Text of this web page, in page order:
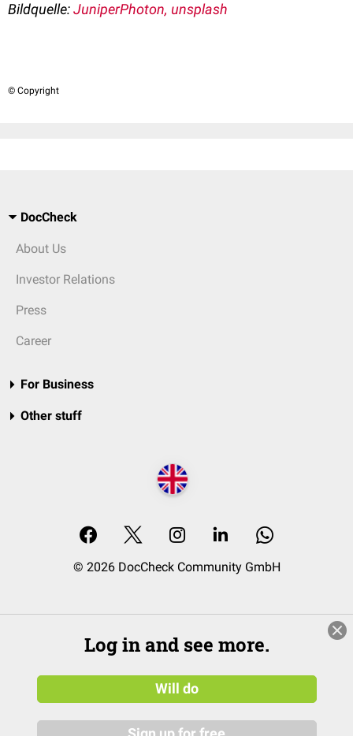
Bildquelle:JuniperPhoton, unsplash
© Copyright
DocCheck
About Us
Investor Relations
Press
Career
For Business
Other stuff
© 2026 DocCheck Community GmbH
Log in and see more.
Will do